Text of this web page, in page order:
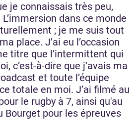
je connaissais très peu,
dans ce monde
; je me suis tout
place. J’ai eu l’occasion
titre que l’intermittent qui
c’est-à-dire que j’avais ma
et toute l’équipe
totale en moi. J’ai filmé au
le rugby à 7, ainsi qu'au
Bourget pour les épreuves